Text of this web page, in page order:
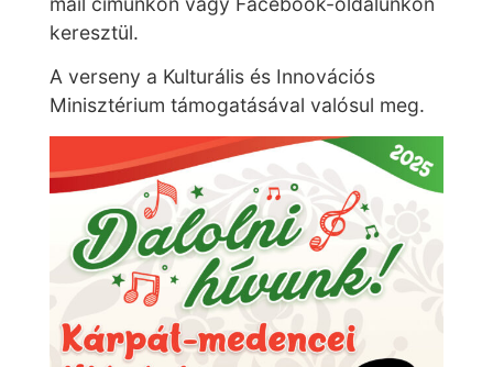
keresztül.
A verseny a Kulturális és Innovációs
Minisztérium támogatásával valósul meg.